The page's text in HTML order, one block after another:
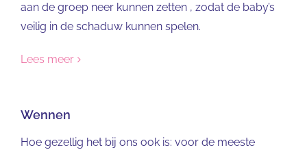
aan de groep neer kunnen zetten , zodat de baby’s
veilig in de schaduw kunnen spelen.
Lees meer
Wennen
Hoe gezellig het bij ons ook is: voor de meeste